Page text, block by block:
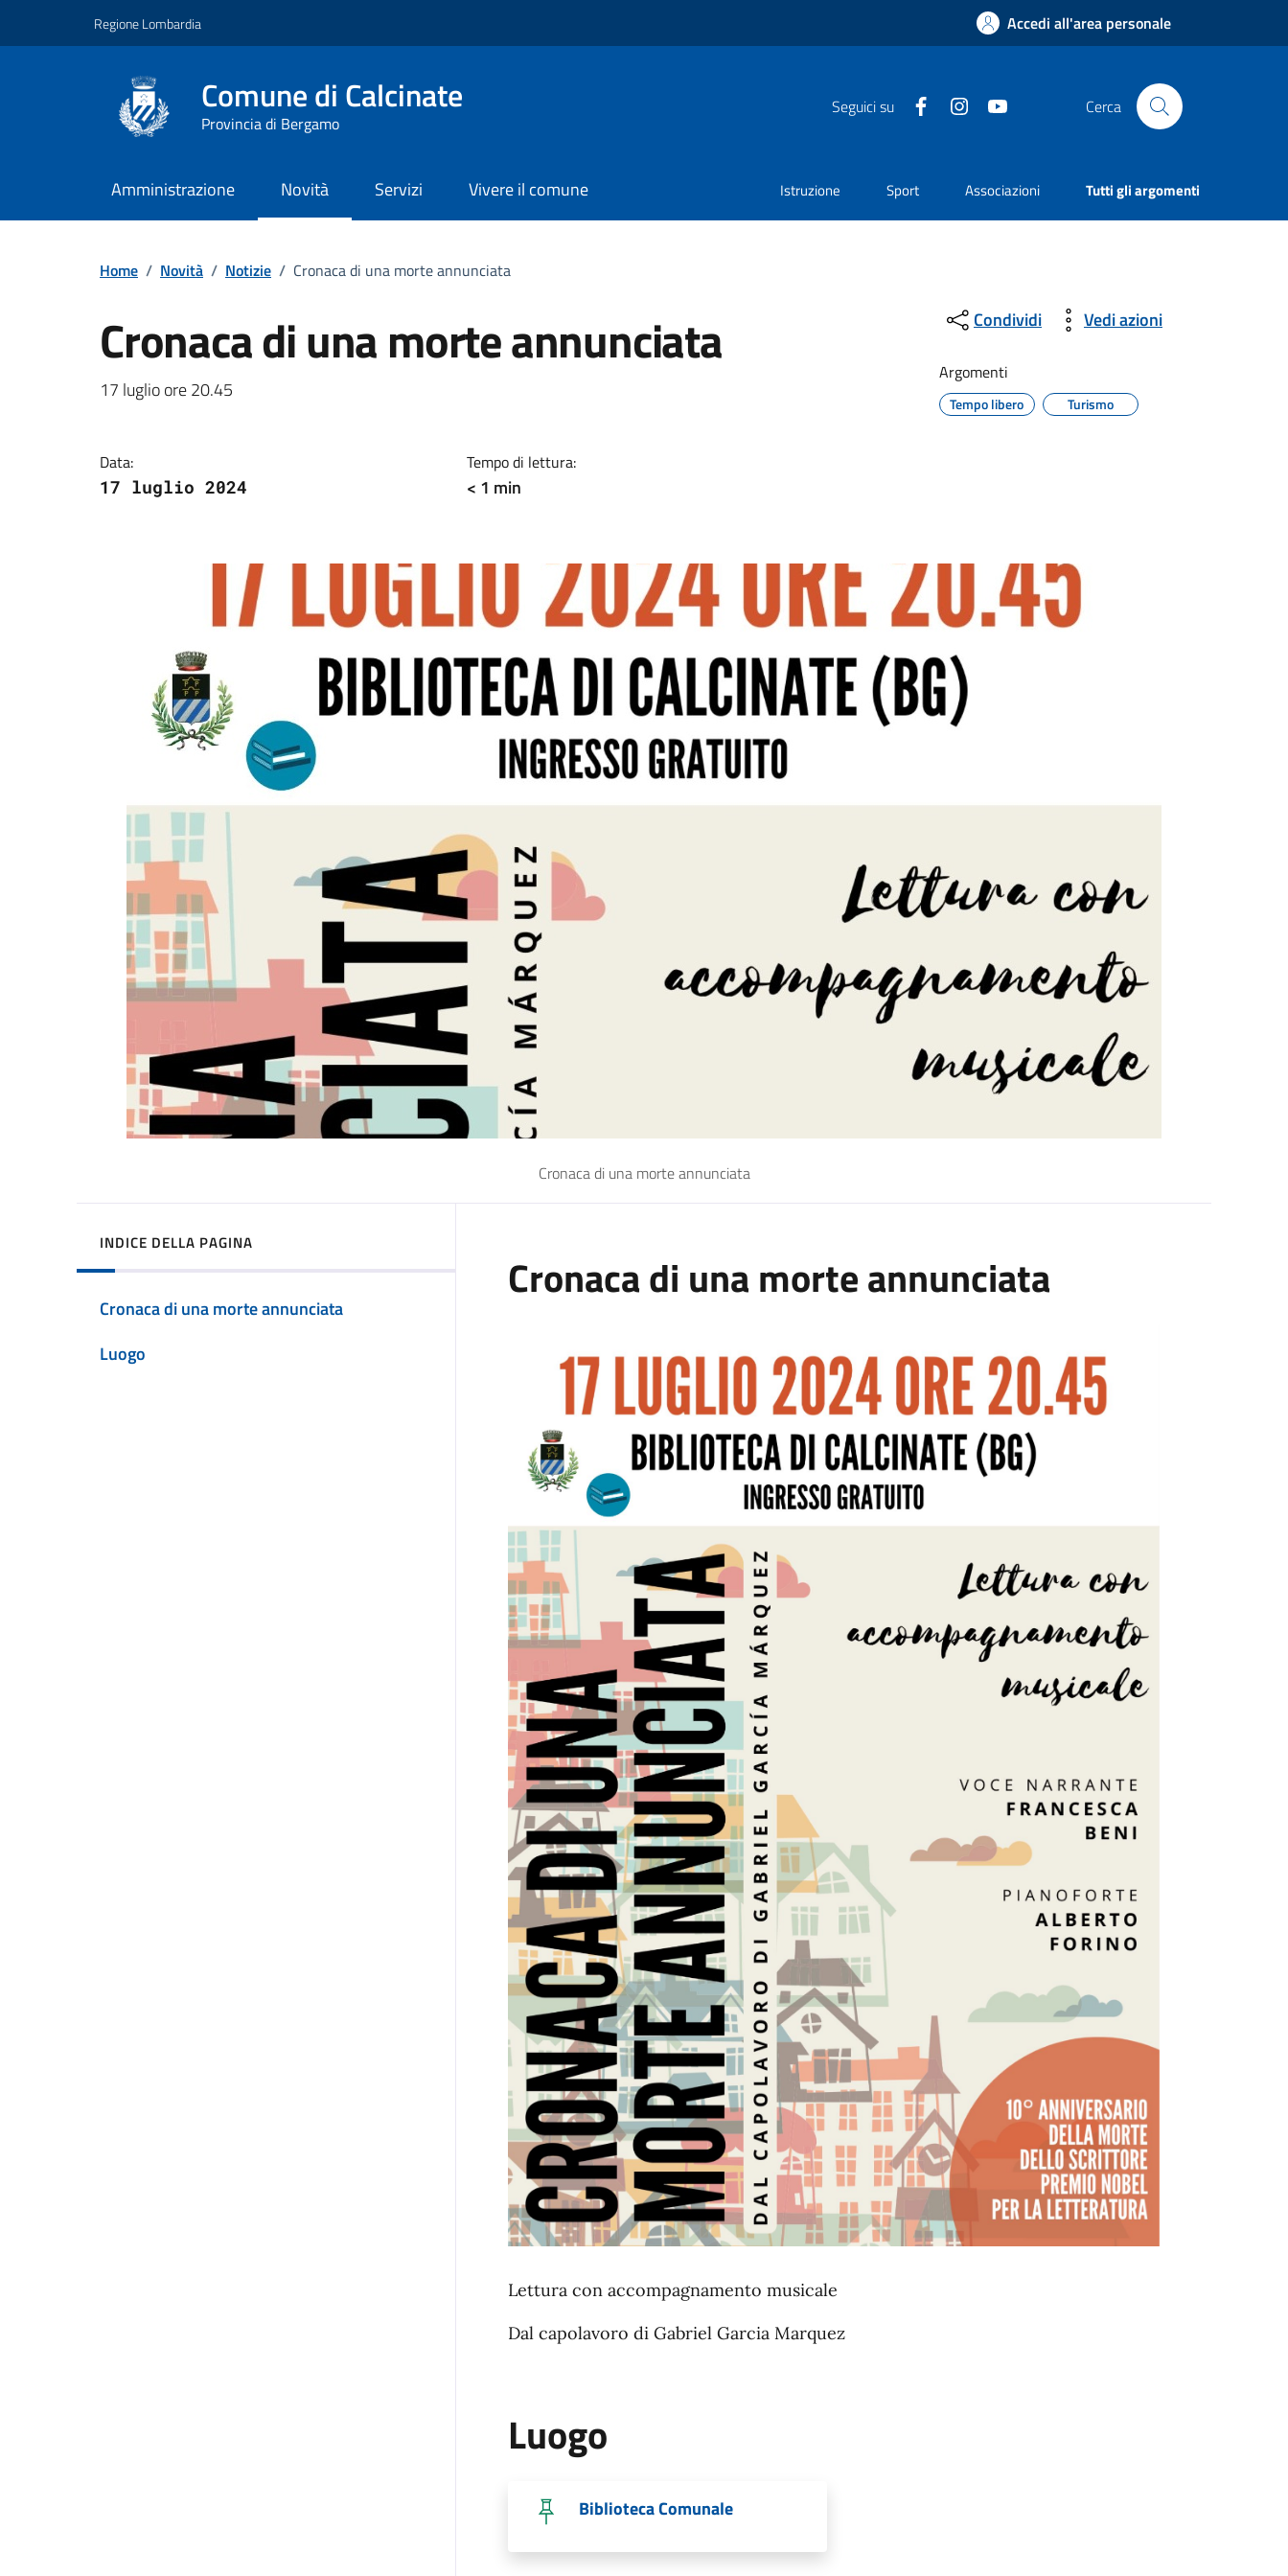
Regione Lombardia Accedi all'area personale
Comune di Calcinate
Provincia di Bergamo
Seguici su Facebook Instagram Cerca
Amministrazione Novità Servizi Vivere il comune Istruzione Sport Associazioni Tutti gli argomenti
Home / Novità / Notizie / Cronaca di una morte annunciata
Cronaca di una morte annunciata
Dettagli della notizia
17 luglio ore 20.45
Data:
17 luglio 2024
Tempo di lettura:
< 1 min
Condividi Vedi azioni
Argomenti
Tempo libero Turismo
Cronaca di una morte annunciata
INDICE DELLA PAGINA
Cronaca di una morte annunciata
Luogo
Cronaca di una morte annunciata
Lettura con accompagnamento musicale
Dal capolavoro di Gabriel Garcia Marquez
Luogo
Biblioteca Comunale